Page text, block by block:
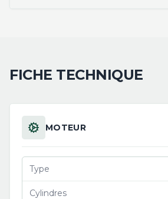
FICHE TECHNIQUE
MOTEUR
Type
Cylindres